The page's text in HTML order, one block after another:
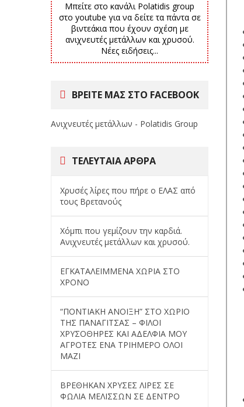
Μπείτε στο κανάλι Polatidis group
στο youtube για να δείτε τα πάντα σε
βιντεάκια που έχουν σχέση με
ανιχνευτές μετάλλων και χρυσού.
Νέες ειδήσεις...
ΒΡΕΙΤΕ ΜΑΣ ΣΤΟ FACEBOOK
Ανιχνευτές μετάλλων - Polatidis Group
ΤΕΛΕΥΤΑΊΑ ΆΡΘΡΑ
Χρυσές λίρες που πήρε ο ΕΛΑΣ από
τους Βρετανούς
Χόμπι που γεμίζουν την καρδιά.
Ανιχνευτές μετάλλων και χρυσού.
ΕΓΚΑΤΑΛΕΙΜΜΕΝΑ ΧΩΡΙΑ ΣΤΟ
ΧΡΟΝΟ
“ΠΟΝΤΙΑΚΗ ΑΝΟΙΞΗ” ΣΤΟ ΧΩΡΙΟ
ΤΗΣ ΠΑΝΑΓΙΤΣΑΣ – ΦΙΛΟΙ
ΧΡΥΣΟΘΗΡΕΣ ΚΑΙ ΑΔΕΛΦΙΑ ΜΟΥ
ΑΓΡΟΤΕΣ ΕΝΑ ΤΡΙΗΜΕΡΟ ΟΛΟΙ
ΜΑΖΙ
ΒΡΕΘΗΚΑΝ ΧΡΥΣΕΣ ΛΙΡΕΣ ΣΕ
ΦΩΛΙΑ ΜΕΛΙΣΣΩΝ ΣΕ ΔΕΝΤΡΟ